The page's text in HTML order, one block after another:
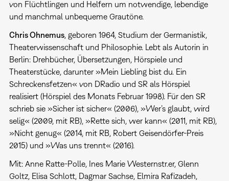
von Flüchtlingen und Helfern um notwendige, lebendige
und manchmal unbequeme Grautöne.
Chris Ohnemus, geboren 1964, Studium der Germanistik,
Theaterwissenschaft und Philosophie. Lebt als Autorin in
Berlin: Drehbücher, Übersetzungen, Hörspiele und
Theaterstücke, darunter »Mein Liebling bist du. Ein
Schreckensfetzen« von DRadio und SR als Hörspiel
realisiert (Hörspiel des Monats Februar 1998). Für den SR
schrieb sie »Sicher ist sicher« (2006), »Wer’s glaubt, wird
selig« (2009, mit RB), »Rette sich, wer kann« (2011, mit RB),
»Nicht genug« (2014, mit RB, Robert Geisendörfer-Preis
2015) und »Was uns trennt« (2016).
Mit: Anne Ratte-Polle, Ines Marie Westernstr.er, Glenn
Goltz, Elisa Schlott, Dagmar Sachse, Elmira Rafizadeh,